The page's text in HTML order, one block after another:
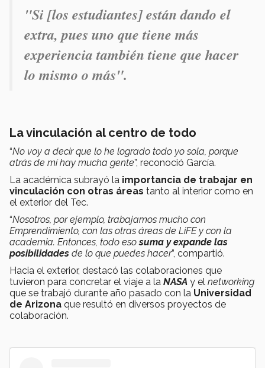
"Si [los estudiantes] están dando el
extra, pues uno que tiene más
experiencia también tiene que hacer
lo mismo o más".
La vinculación al centro de todo
“No voy a decir que lo he logrado todo yo sola, porque
atrás de mí hay mucha gente”, reconoció García.
La académica subrayó la importancia de trabajar en
vinculación con otras áreas tanto al interior como en
el exterior del Tec.
“Nosotros, por ejemplo, trabajamos mucho con
Emprendimiento, con las otras áreas de LiFE y con la
academia. Entonces, todo esosuma y expande las
posibilidades de lo que puedes hacer”, compartió.
Hacia el exterior, destacó las colaboraciones que
tuvieron para concretar el viaje a la NASA y el networking
que se trabajó durante año pasado con la Universidad
de Arizona que resultó en diversos proyectos de
colaboración.